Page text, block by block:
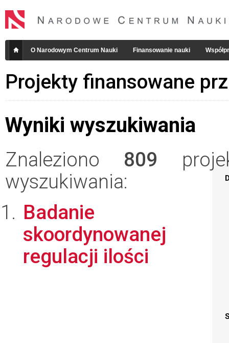
O Narodowym Centrum Nauki Finansowanie nauki
Projekty finansowane
Wyniki wyszukiwania
Znaleziono 809
wyszukiwania:
Badanie
skoordynowanej
regulacji ilości